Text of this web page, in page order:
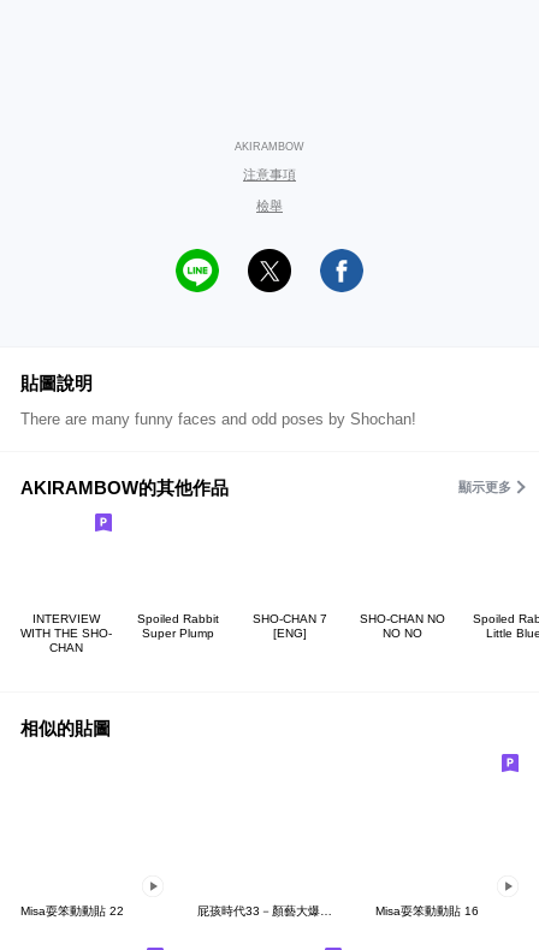
AKIRAMBOW
注意事項
檢舉
貼圖說明
There are many funny faces and odd poses by Shochan!
AKIRAMBOW的其他作品 顯示更多
INTERVIEW
WITH THE SHO-
CHAN
Spoiled Rabbit
Super Plump
SHO-CHAN 7
[ENG]
SHO-CHAN NO
NO NO
Spoiled
Little
相似的貼圖
Misa耍笨動動貼 22 屁孩時代33－顏藝大爆走！ Misa耍笨動動貼 16